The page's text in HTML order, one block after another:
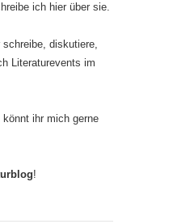
ich hier über sie.
diskutiere,
Literaturevents im
könnt ihr mich gerne
!